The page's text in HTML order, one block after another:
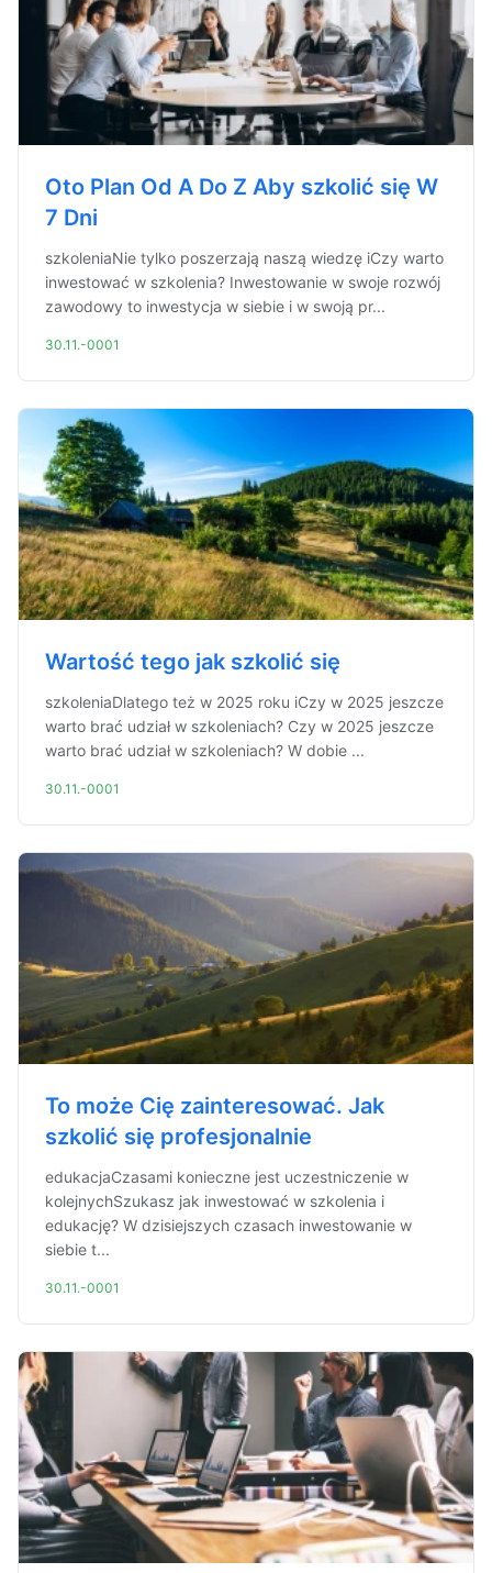
Oto Plan Od A Do Z Aby szkolić się W
7 Dni
szkoleniaNie tylko poszerzają naszą wiedzę iCzy warto
inwestować w szkolenia? Inwestowanie w swoje rozwój
zawodowy to inwestycja w siebie i w swoją pr...
30.11.-0001
Wartość tego jak szkolić się
szkoleniaDlatego też w 2025 roku iCzy w 2025 jeszcze
warto brać udział w szkoleniach? Czy w 2025 jeszcze
warto brać udział w szkoleniach? W dobie ...
30.11.-0001
To może Cię zainteresować. Jak
szkolić się profesjonalnie
edukacjaCzasami konieczne jest uczestniczenie w
kolejnychSzukasz jak inwestować w szkolenia i
edukację? W dzisiejszych czasach inwestowanie w
siebie t...
30.11.-0001